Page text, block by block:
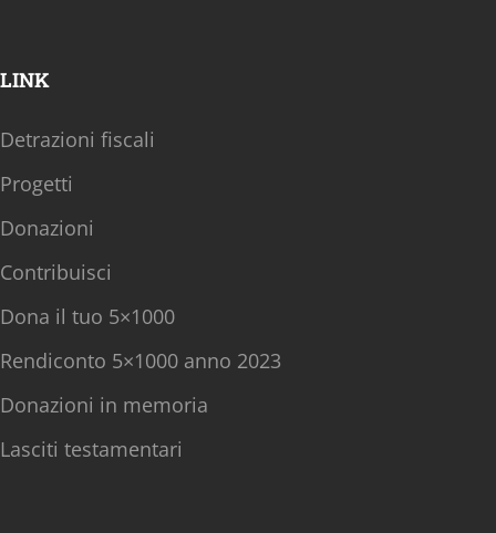
LINK
Detrazioni fiscali
Progetti
Donazioni
Contribuisci
Dona il tuo 5×1000
Rendiconto 5×1000 anno 2023
Donazioni in memoria
Lasciti testamentari